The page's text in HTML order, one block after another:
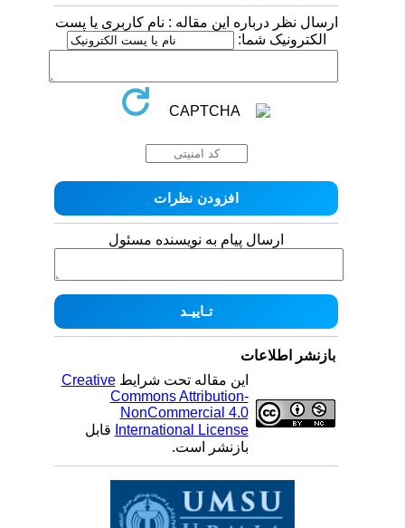
ارسال نظر درباره این مقاله : نام کاربری یا پست
الکترونیک شما:
ارسال پیام به نویسنده مسئول
بازنشر اطلاعات
این مقاله تحت شرایطCreative
Commons Attribution-
NonCommercial 4.0
International Licenseقابل
بازنشر است.